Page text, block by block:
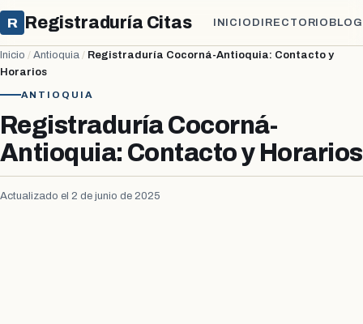
R Registraduría Citas INICIO DIRECTORIO BLOG
Inicio / Antioquia / Registraduría Cocorná-Antioquia: Contacto y
Horarios
ANTIOQUIA
Registraduría Cocorná-
Antioquia: Contacto y Horarios
Actualizado el 2 de junio de 2025